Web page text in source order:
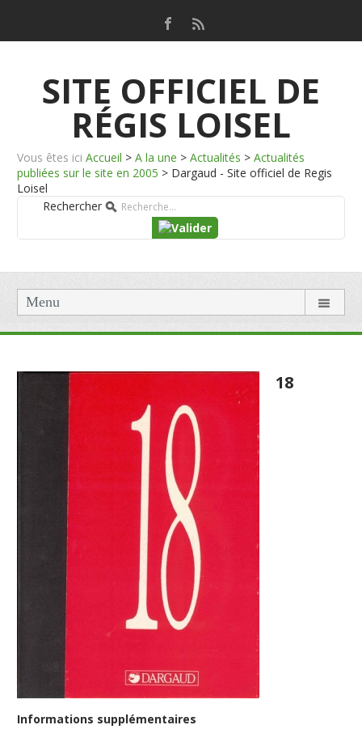
SITE OFFICIEL DE
RÉGIS LOISEL
Vous êtes ici Accueil > A la une > Actualités > Actualités
publiées sur le site en 2005 > Dargaud - Site officiel de Regis
Loisel
Rechercher
Menu
18
Informations supplémentaires